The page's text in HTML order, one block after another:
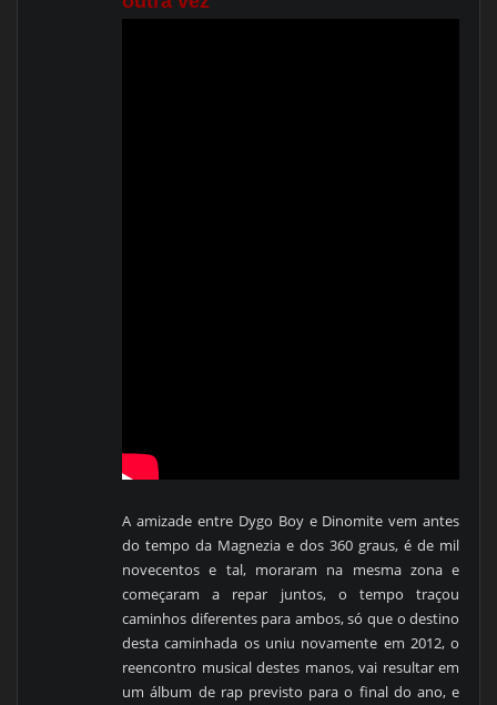
A amizade entre Dygo Boy e Dinomite vem antes
do tempo da Magnezia e dos 360 graus, é de mil
novecentos e tal, moraram na mesma zona e
começaram a repar juntos, o tempo traçou
caminhos diferentes para ambos, só que o destino
desta caminhada os uniu novamente em 2012, o
reencontro musical destes manos, vai resultar em
um álbum de rap previsto para o final do ano, e